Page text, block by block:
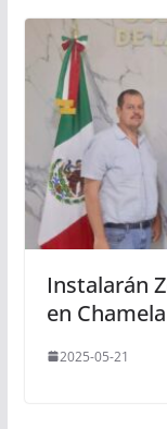
Instalarán
en Chamela
2025-05-21